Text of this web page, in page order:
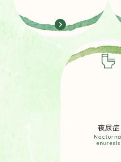
夜尿症
Nocturnal
enuresis